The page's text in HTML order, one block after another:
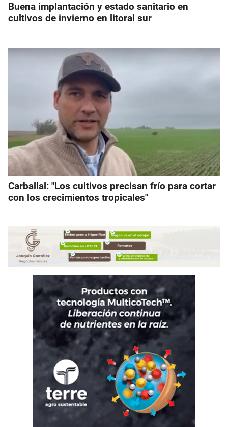
Buena implantación y estado sanitario en
cultivos de invierno en litoral sur
Carballal: "Los cultivos precisan frío para cortar
con los crecimientos tropicales"